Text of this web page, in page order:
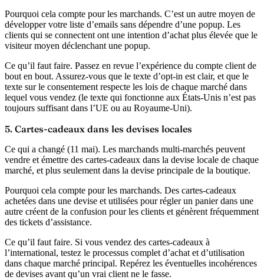
Pourquoi cela compte pour les marchands. C’est un autre moyen de
développer votre liste d’emails sans dépendre d’une popup. Les
clients qui se connectent ont une intention d’achat plus élevée que le
visiteur moyen déclenchant une popup.
Ce qu’il faut faire. Passez en revue l’expérience du compte client de
bout en bout. Assurez-vous que le texte d’opt-in est clair, et que le
texte sur le consentement respecte les lois de chaque marché dans
lequel vous vendez (le texte qui fonctionne aux États-Unis n’est pas
toujours suffisant dans l’UE ou au Royaume-Uni).
5. Cartes-cadeaux dans les devises locales
Ce qui a changé (11 mai). Les marchands multi-marchés peuvent
vendre et émettre des cartes-cadeaux dans la devise locale de chaque
marché, et plus seulement dans la devise principale de la boutique.
Pourquoi cela compte pour les marchands. Des cartes-cadeaux
achetées dans une devise et utilisées pour régler un panier dans une
autre créent de la confusion pour les clients et génèrent fréquemment
des tickets d’assistance.
Ce qu’il faut faire. Si vous vendez des cartes-cadeaux à
l’international, testez le processus complet d’achat et d’utilisation
dans chaque marché principal. Repérez les éventuelles incohérences
de devises avant qu’un vrai client ne le fasse.